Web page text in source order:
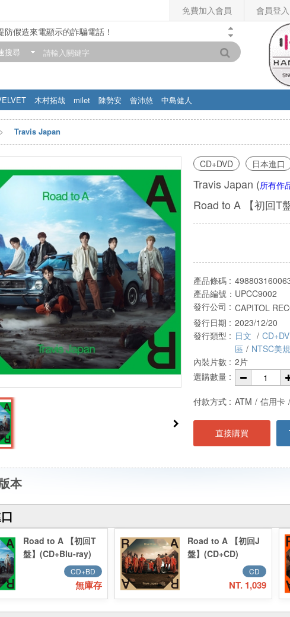
免費加入會員 會員登入
防假造來電顯示的詐騙電話！
華門市營業時間調整公告】
搜尋
木村拓哉 milet 陳勢安 曾沛慈
中島健人
Travis Japan
CD+DVD 日本進口
Travis Japan (所有作
Road to A 【初回T
產品條碼 :
產品編號： UPCC9002
發行公司 : CAPITOL
發行日期 : 2023/12/20
發行類型 : 日文 /
區 / NTSC美規
內裝片數 : 2片
選購數量 :
付款方式 : ATM / 信用卡 /
直接購買
本
Road to A 【初回T
盤】(CD+Blu-ray)
CD+BD
無庫存
Road to A 【初回J
盤】(CD+CD)
CD
NT. 1,039